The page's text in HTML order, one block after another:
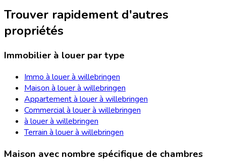
Trouver rapidement d'autres
propriétés
Immobilier à louer par type
Immo à louer à willebringen
Maison à louer à willebringen
Appartement à louer à willebringen
Commercial à louer à willebringen
à louer à willebringen
Terrain à louer à willebringen
Maison avec nombre spécifique de chambres